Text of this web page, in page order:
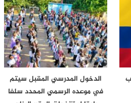
الدخول المدرسي المقبل سیتم
في موعده الرسمي المحدد سلفا